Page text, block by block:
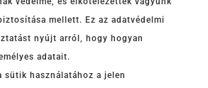
mellett. Ez az adatvédelmi
nyújt arról, hogy hogyan
adatait.
sütik használatához a jelen